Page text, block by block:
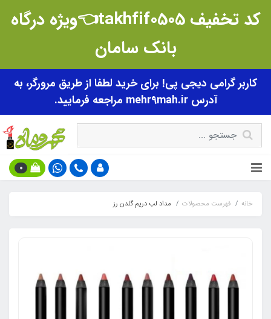
کد تخفیف takhfif0505👈ویژه درگاه
بانک سامان
کاربر گرامی دیجی پی! برای خرید لطفا از طریق مرورگر، به
آدرس mehr9mah.ir مراجعه فرمایید.
0
خانه فهرست محصولات مداد لب دریم گلدن رز